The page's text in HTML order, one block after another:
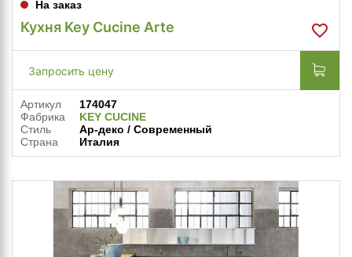
На заказ
Кухня Key Cucine Arte
Запросить цену
Артикул
174047
Фабрика
KEY CUCINE
Стиль
Ар-деко / Современный
Страна
Италия